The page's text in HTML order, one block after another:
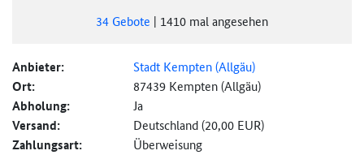
34 Gebote | 1410 mal angesehen
Anbieter: Stadt Kempten (Allgäu)
Ort: 87439 Kempten (Allgäu)
Abholung: Ja
Versand: Deutschland (20,00 EUR)
Zahlungsart: Überweisung